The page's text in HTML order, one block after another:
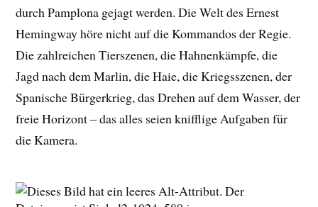
durch Pamplona gejagt werden. Die Welt des Ernest
Hemingway höre nicht auf die Kommandos der Regie.
Die zahlreichen Tierszenen, die Hahnenkämpfe, die
Jagd nach dem Marlin, die Haie, die Kriegsszenen, der
Spanische Bürgerkrieg, das Drehen auf dem Wasser, der
freie Horizont – das alles seien knifflige Aufgaben für
die Kamera.